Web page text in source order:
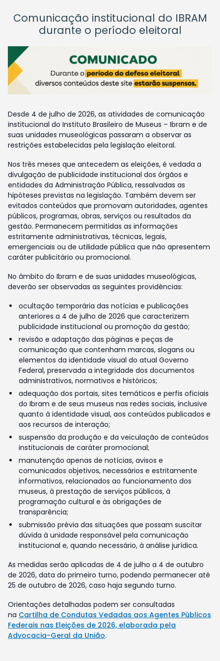
Comunicação institucional do IBRAM
durante o período eleitoral
Desde 4 de julho de 2026, as atividades de comunicação
institucional do Instituto Brasileiro de Museus – Ibram e de
suas unidades museológicas passaram a observar as
restrições estabelecidas pela legislação eleitoral.
Nos três meses que antecedem as eleições, é vedada a
divulgação de publicidade institucional dos órgãos e
entidades da Administração Pública, ressalvadas as
hipóteses previstas na legislação. Também devem ser
evitados conteúdos que promovam autoridades, agentes
públicos, programas, obras, serviços ou resultados da
gestão. Permanecem permitidas as informações
estritamente administrativas, técnicas, legais,
emergenciais ou de utilidade pública que não apresentem
caráter publicitário ou promocional.
No âmbito do Ibram e de suas unidades museológicas,
deverão ser observadas as seguintes providências:
ocultação temporária das notícias e publicações
anteriores a 4 de julho de 2026 que caracterizem
publicidade institucional ou promoção da gestão;
revisão e adaptação das páginas e peças de
comunicação que contenham marcas, slogans ou
elementos da identidade visual do atual Governo
Federal, preservada a integridade dos documentos
administrativos, normativos e históricos;
adequação dos portais, sites temáticos e perfis oficiais
do Ibram e de seus museus nas redes sociais, inclusive
quanto à identidade visual, aos conteúdos publicados e
aos recursos de interação;
suspensão da produção e da veiculação de conteúdos
institucionais de caráter promocional;
manutenção apenas de notícias, avisos e
comunicados objetivos, necessários e estritamente
informativos, relacionados ao funcionamento dos
museus, à prestação de serviços públicos, à
programação cultural e às obrigações de
transparência;
submissão prévia das situações que possam suscitar
dúvida à unidade responsável pela comunicação
institucional e, quando necessário, à análise jurídica.
As medidas serão aplicadas de 4 de julho a 4 de outubro
de 2026, data do primeiro turno, podendo permanecer até
25 de outubro de 2026, caso haja segundo turno.
Orientações detalhadas podem ser consultadas
na Cartilha de Condutas Vedadas aos Agentes Públicos
Federais nas Eleições de 2026, elaborada pela
Advocacia-Geral da União.